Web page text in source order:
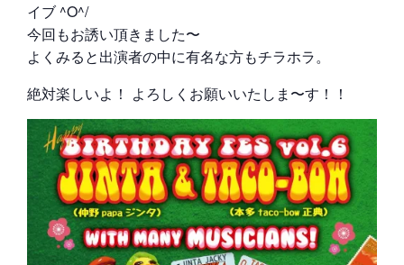
イブ ^O^/
今回もお誘い頂きました〜
よくみると出演者の中に有名な方もチラホラ。
絶対楽しいよ！ よろしくお願いいたしま〜す！！